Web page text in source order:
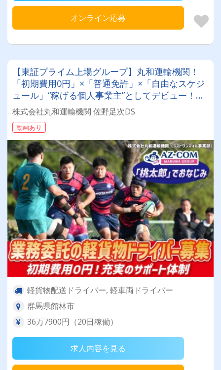
オンライン応募
【東証プライム上場グループ】丸和運輸機関！
「初期費用0円」×「普通免許」×「自由なスケジ
ュール」“稼げる個人事業主”としてデビュー！確
定申告など充実のサポート体制も♪
株式会社丸和運輸機関 佐野足次DS
動画あり
軽貨物配送ドライバー, 軽車両ドライバー
群馬県館林市
36万7900円（20日稼働）
求人内容を見る